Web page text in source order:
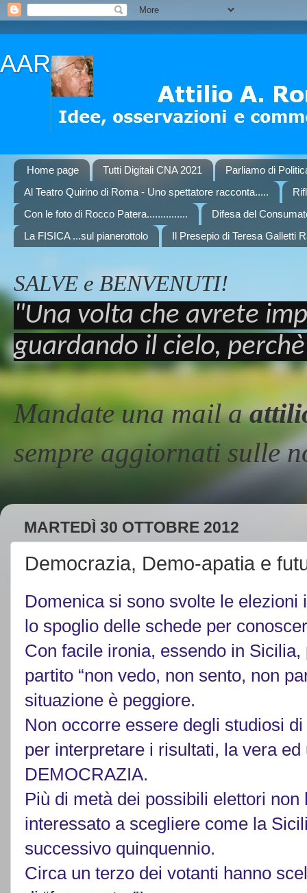
AAR
Home page Tutti Digitali CNA 2021
Parliamo di
Al Teatro Quirino di Roma - Uno spettatore racconta.....
Con le foto di Rocco Patera...............
Difesa del
La FISICA ...sul pianerottolo
Il Presepio di Teresa Galletti
SALVE e BENVENUTI!
"Una volta che avrete
guardando il cielo,
Mandate una mail a
sempre aggiornati sulle
MARTEDÌ 30 OTTOBRE 2012
Democrazia, Demo-apatia e
Domenica si sono svolte le
lo spoglio delle schede per
Con facile ironia, essendo in
partito “non vedo, non sento, non
situazione è peggiore.
Non occorre essere degli studiosi
per interpretare i risultati, la vera
DEMOCRAZIA.
Più di metà dei possibili elettori
interessato a scegliere come la
successivo quinquennio.
Circa un terzo dei votanti hanno